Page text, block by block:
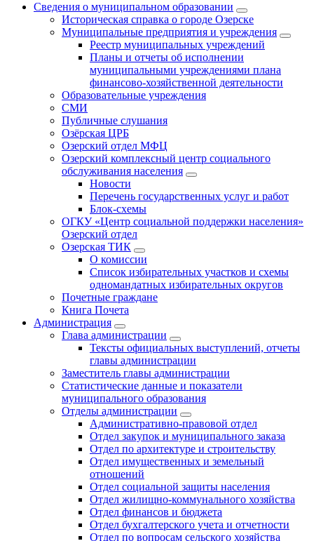
Сведения о муниципальном образовании
Историческая справка о городе Озерске
Муниципальные предприятия и учреждения
Реестр муниципальных учреждений
Планы и отчеты об исполнении
муниципальными учреждениями плана
финансово-хозяйственной деятельности
Образовательные учреждения
СМИ
Публичные слушания
Озёрская ЦРБ
Озерский отдел МФЦ
Озерский комплексный центр социального
обслуживания населения
Новости
Перечень государственных услуг и работ
Блок-схемы
ОГКУ «Центр социальной поддержки населения»
Озерский отдел
Озерская ТИК
О комиссии
Список избирательных участков и схемы
одномандатных избирательных округов
Почетные граждане
Книга Почета
Администрация
Глава администрации
Тексты официальных выступлений, отчеты
главы администрации
Заместитель главы администрации
Статистические данные и показатели
муниципального образования
Отделы администрации
Административно-правовой отдел
Отдел закупок и муниципального заказа
Отдел по архитектуре и строительству
Отдел имущественных и земельный
отношений
Отдел социальной защиты населения
Отдел жилищно-коммунального хозяйства
Отдел финансов и бюджета
Отдел бухгалтерского учета и отчетности
Отдел по вопросам сельского хозяйства